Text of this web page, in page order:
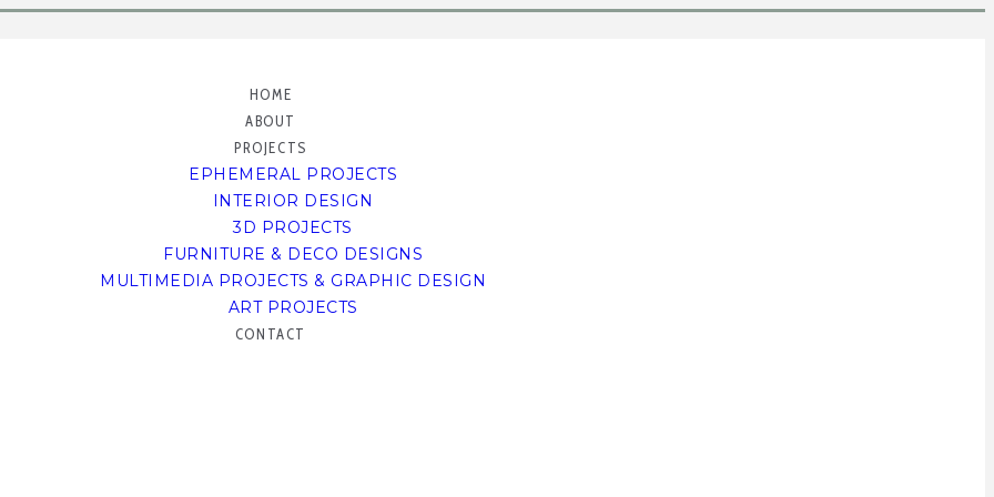
HOME
ABOUT
PROJECTS
EPHEMERAL PROJECTS
INTERIOR DESIGN
3D PROJECTS
FURNITURE & DECO DESIGNS
MULTIMEDIA PROJECTS & GRAPHIC DESIGN
ART PROJECTS
CONTACT